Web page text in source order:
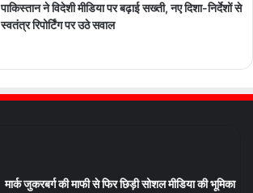
पाकिस्तान ने विदेशी मीडिया पर बढ़ाई सख्ती, नए दिशा-निर्देशों से
स्वतंत्र रिपोर्टिंग पर उठे सवाल
मार्क जुकरबर्ग की माफी से फिर छिड़ी सोशल मीडिया की भूमिका